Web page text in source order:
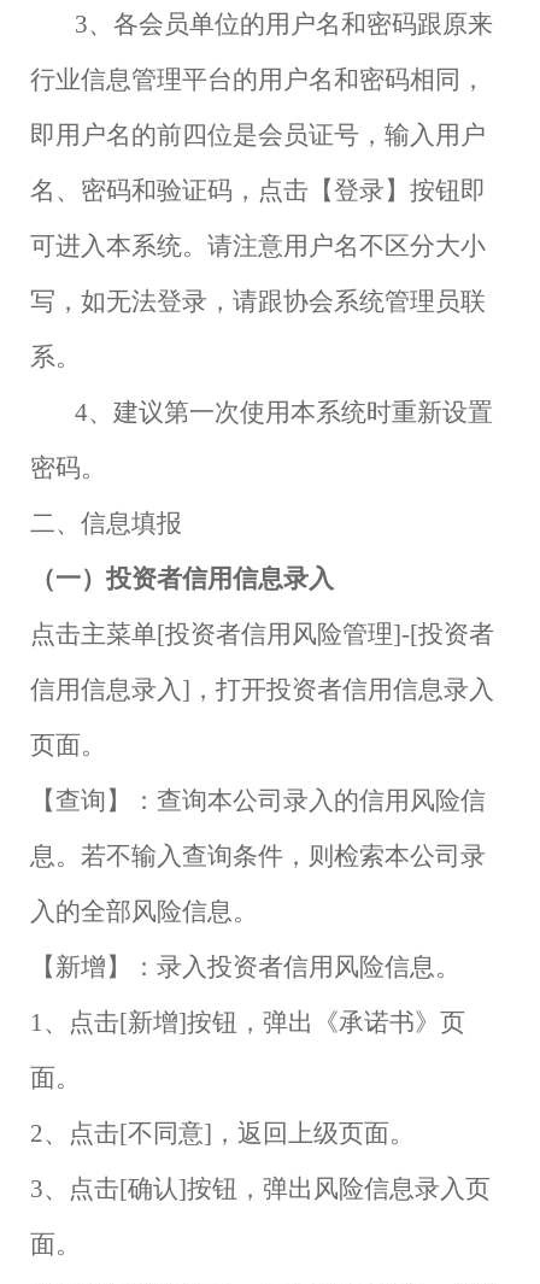
3、各会员单位的用户名和密码跟原来
行业信息管理平台的用户名和密码相同，
即用户名的前四位是会员证号，输入用户
名、密码和验证码，点击【登录】按钮即
可进入本系统。请注意用户名不区分大小
写，如无法登录，请跟协会系统管理员联
系。
4、建议第一次使用本系统时重新设置
密码。
二、信息填报
（一）投资者信用信息录入
点击主菜单[投资者信用风险管理]-[投资者
信用信息录入] ，打开投资者信用信息录入
页面。
【查询】：查询本公司录入的信用风险信
息。若不输入查询条件，则检索本公司录
入的全部风险信息。
【新增】：录入投资者信用风险信息。
1、点击[新增]按钮，弹出《承诺书》页
面。
2、点击[不同意] ，返回上级页面。
3、点击[确认]按钮，弹出风险信息录入页
面。